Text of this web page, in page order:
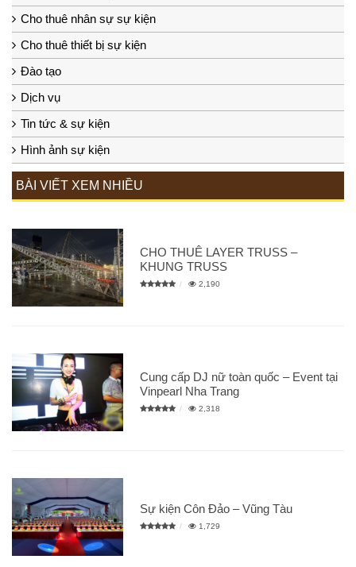
Cho thuê nhân sự sự kiện
Cho thuê thiết bị sự kiện
Đào tạo
Dịch vụ
Tin tức & sự kiện
Hình ảnh sự kiện
BÀI VIẾT XEM NHIỀU
CHO THUÊ LAYER TRUSS –
KHUNG TRUSS
2,190
Cung cấp DJ nữ toàn quốc – Event tại
Vinpearl Nha Trang
2,318
Sự kiện Côn Đảo – Vũng Tàu
1,729